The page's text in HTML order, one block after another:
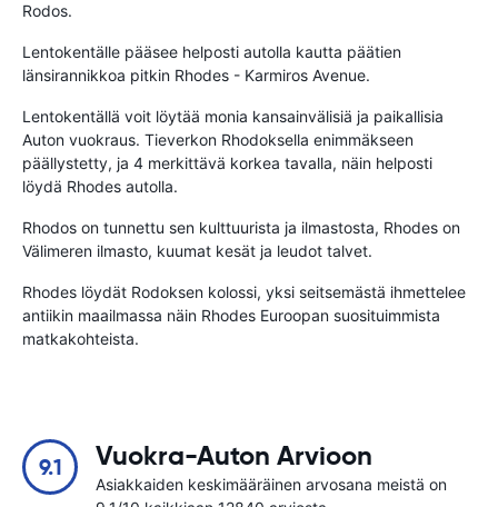
Rodos.
Lentokentälle pääsee helposti autolla kautta päätien
länsirannikkoa pitkin Rhodes - Karmiros Avenue.
Lentokentällä voit löytää monia kansainvälisiä ja paikallisia
Auton vuokraus. Tieverkon Rhodoksella enimmäkseen
päällystetty, ja 4 merkittävä korkea tavalla, näin helposti
löydä Rhodes autolla.
Rhodos on tunnettu sen kulttuurista ja ilmastosta, Rhodes on
Välimeren ilmasto, kuumat kesät ja leudot talvet.
Rhodes löydät Rodoksen kolossi, yksi seitsemästä ihmettelee
antiikin maailmassa näin Rhodes Euroopan suosituimmista
matkakohteista.
9.1 Vuokra-Auton Arvioon
Asiakkaiden keskimääräinen arvosana meistä on